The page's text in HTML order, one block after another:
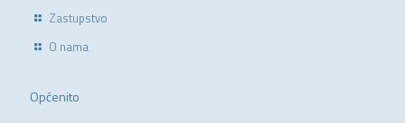
Zastupstvo
O nama
Općenito